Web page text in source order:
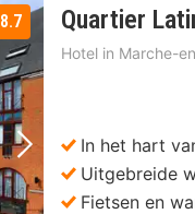
Volgende foto
8.7 Quartier
Hotel in Marche-
In het hart
Uitgebreide
Fietsen en